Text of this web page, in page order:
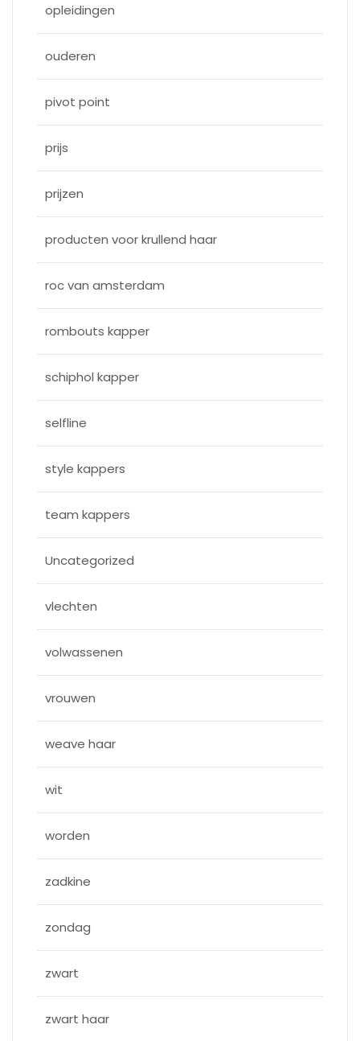
opleidingen
ouderen
pivot point
prijs
prijzen
producten voor krullend haar
roc van amsterdam
rombouts kapper
schiphol kapper
selfline
style kappers
team kappers
Uncategorized
vlechten
volwassenen
vrouwen
weave haar
wit
worden
zadkine
zondag
zwart
zwart haar